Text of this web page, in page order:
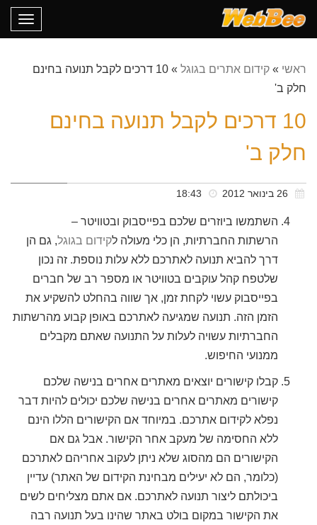
ראשי » קידום אתרים בגוגל »
10 דרכים לקבל תנועה בחינם
חלק ב'
10 דרכים לקבל תנועה בחינם
חלק ב'
השתמשו ביוזרים שלכם בפייסבוק ובטוויטר –
הרשתות החברתיות, הן כלי מעולה לקידום בגוגל, גם הן
דרך להביא תנועה לאתרכם ללא עלות נוספת. זה נכון
שלטפח קהל עוקבים בטוויטר או מספר רב של חברים
בפייסבוק עשוי לקחת זמן, אך שווה בהחלט להשקיע את
הזמן הזה. תנועה שמגיעה לאתרכם באופן קבוע מהרשתות
החברתיות עשויה לעלות על התנועה שאתם מקבלים
ממנועי החיפוש.
קבלו קישורים יוצאים מאתרים אחרים בנישה שלכם
קישורים מאתרים אחרים בנישה שלכם יכולים להיות דבר
נפלא לקידום אתרכם. במיוחד אם הקישורים הללו הינם
ללא החסימה של מעקב אחר הקישור. אבל גם אם
הקישורים הם מהסוג שלא ניתן לעקוב אחריהם לאתרכם
(כלומר, הם לא יעילים מבחינת הקידום של האתר) עדיין
ביכולתם ליצור תנועה לאתרכם. אם אתם מצליחים לשים
את הקישור במקום בולט באתר שהינו בעל תנועה רבה